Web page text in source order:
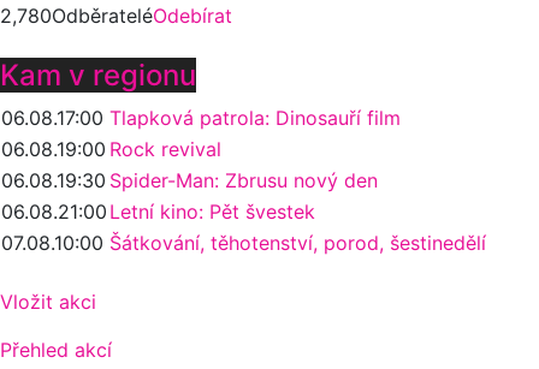
2,780OdběrateléOdebírat
Kam v regionu
06.08.17:00 Tlapková patrola: Dinosauří film
06.08.19:00 Rock revival
06.08.19:30 Spider-Man: Zbrusu nový den
06.08.21:00 Letní kino: Pět švestek
07.08.10:00 Šátkování, těhotenství, porod, šestinedělí
Vložit akci
Přehled akcí